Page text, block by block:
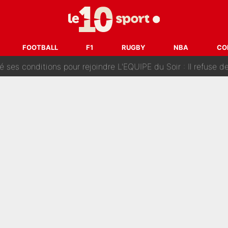
FOOTBALL F1 RUGBY NBA
Voice Kids : Contacté par Matt Pokora, Kylian Mbappé a
terminé, DAZN a fait son choix pour Benjamin Da Silva et
conditions pour rejoindre L'EQUIPE du Soir : Il refuse de faire